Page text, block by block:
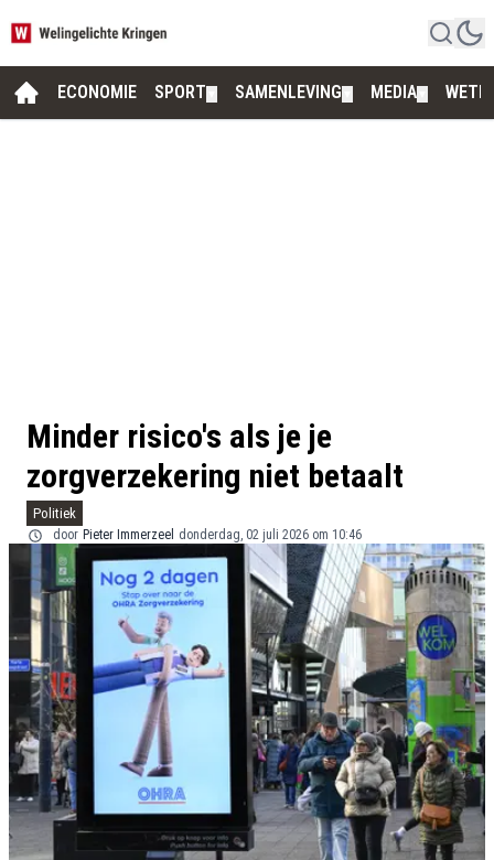
ECONOMIE SPORT SAMENLEVING MEDIA
Minder risico's als je je
zorgverzekering niet betaalt
Politiek
door Pieter Immerzeel donderdag, 02 juli 2026 om 10:46